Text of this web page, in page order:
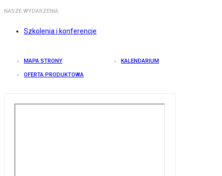
NASZE WYDARZENIA
Szkolenia i konferencje
MAPA STRONY KALENDARIUM
OFERTA PRODUKTOWA